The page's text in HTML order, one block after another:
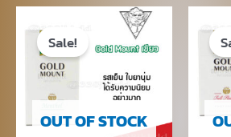
OUT OF STOCK
Sale!
Original
price
was:
฿600.00.
Current
price
is:
฿400.00.